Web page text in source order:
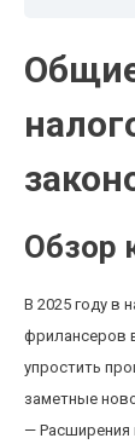
Обзор
В 2025 году в
фрилансеров
упростить
заметные
— Расширения